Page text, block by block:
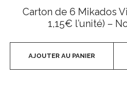
sur
5
Carton de 6 Mikados
1,15€ l’unité) –
AJOUTER AU PANIER